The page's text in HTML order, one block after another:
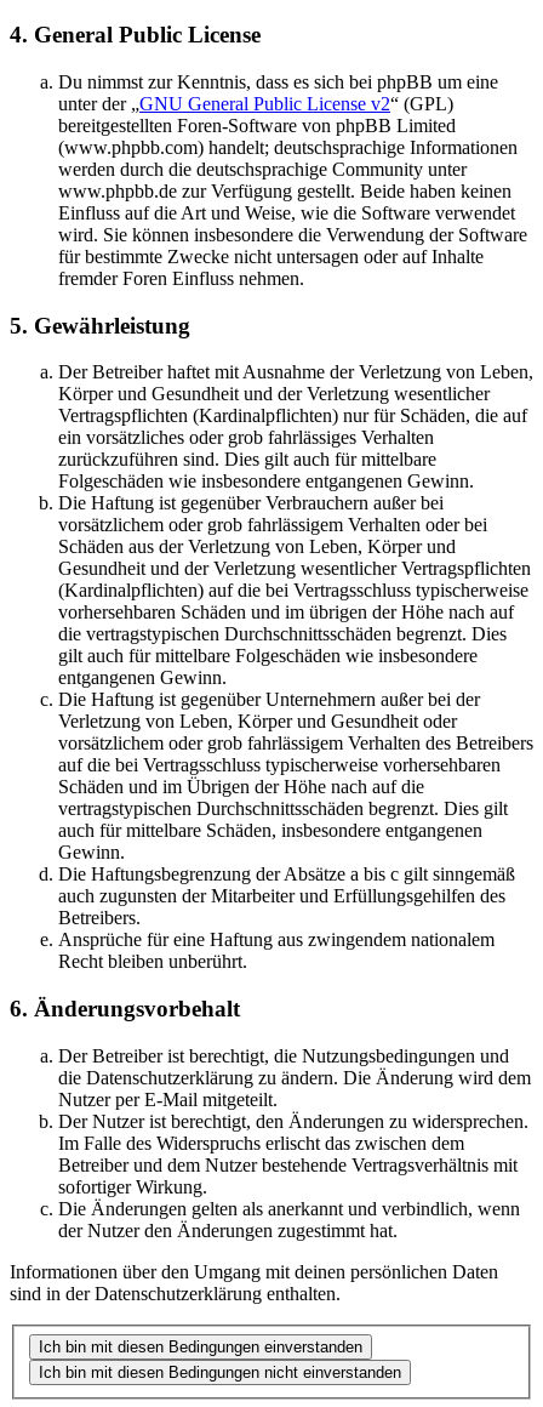
4. General Public License
Du nimmst zur Kenntnis, dass es sich bei phpBB um eine
unter der „GNU General Public License v2“ (GPL)
bereitgestellten Foren-Software von phpBB Limited
(www.phpbb.com) handelt; deutschsprachige Informationen
werden durch die deutschsprachige Community unter
www.phpbb.de zur Verfügung gestellt. Beide haben keinen
Einfluss auf die Art und Weise, wie die Software verwendet
wird. Sie können insbesondere die Verwendung der Software
für bestimmte Zwecke nicht untersagen oder auf Inhalte
fremder Foren Einfluss nehmen.
5. Gewährleistung
Der Betreiber haftet mit Ausnahme der Verletzung von Leben,
Körper und Gesundheit und der Verletzung wesentlicher
Vertragspflichten (Kardinalpflichten) nur für Schäden, die auf
ein vorsätzliches oder grob fahrlässiges Verhalten
zurückzuführen sind. Dies gilt auch für mittelbare
Folgeschäden wie insbesondere entgangenen Gewinn.
Die Haftung ist gegenüber Verbrauchern außer bei
vorsätzlichem oder grob fahrlässigem Verhalten oder bei
Schäden aus der Verletzung von Leben, Körper und
Gesundheit und der Verletzung wesentlicher Vertragspflichten
(Kardinalpflichten) auf die bei Vertragsschluss typischerweise
vorhersehbaren Schäden und im übrigen der Höhe nach auf
die vertragstypischen Durchschnittsschäden begrenzt. Dies
gilt auch für mittelbare Folgeschäden wie insbesondere
entgangenen Gewinn.
Die Haftung ist gegenüber Unternehmern außer bei der
Verletzung von Leben, Körper und Gesundheit oder
vorsätzlichem oder grob fahrlässigem Verhalten des Betreibers
auf die bei Vertragsschluss typischerweise vorhersehbaren
Schäden und im Übrigen der Höhe nach auf die
vertragstypischen Durchschnittsschäden begrenzt. Dies gilt
auch für mittelbare Schäden, insbesondere entgangenen
Gewinn.
Die Haftungsbegrenzung der Absätze a bis c gilt sinngemäß
auch zugunsten der Mitarbeiter und Erfüllungsgehilfen des
Betreibers.
Ansprüche für eine Haftung aus zwingendem nationalem
Recht bleiben unberührt.
6. Änderungsvorbehalt
Der Betreiber ist berechtigt, die Nutzungsbedingungen und
die Datenschutzerklärung zu ändern. Die Änderung wird dem
Nutzer per E-Mail mitgeteilt.
Der Nutzer ist berechtigt, den Änderungen zu widersprechen.
Im Falle des Widerspruchs erlischt das zwischen dem
Betreiber und dem Nutzer bestehende Vertragsverhältnis mit
sofortiger Wirkung.
Die Änderungen gelten als anerkannt und verbindlich, wenn
der Nutzer den Änderungen zugestimmt hat.
Informationen über den Umgang mit deinen persönlichen Daten
sind in der Datenschutzerklärung enthalten.